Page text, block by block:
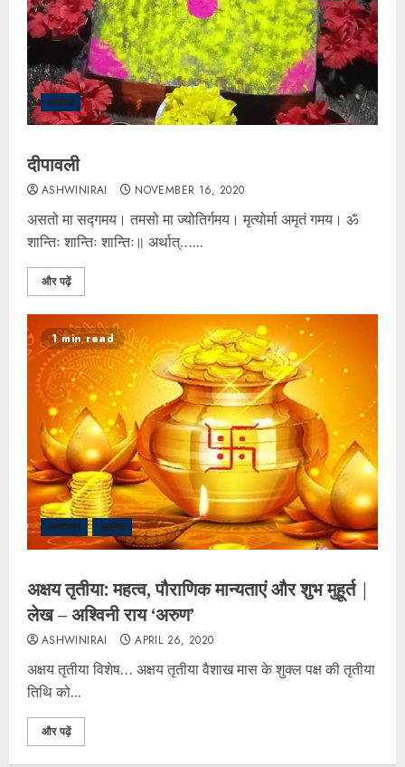
आलेख
दीपावली
ASHWINIRAI NOVEMBER 16, 2020
असतो मा सद्गमय। तमसो मा ज्योतिर्गमय। मृत्योर्मा अमृतं गमय। ॐ
शान्तिः शान्तिः शान्तिः॥ अर्थात्…...
और पढ़ें
1 min read
आयोजन आलेख
अक्षय तृतीया: महत्व, पौराणिक मान्यताएं और शुभ मुहूर्त |
लेख – अश्विनी राय ‘अरुण’
ASHWINIRAI APRIL 26, 2020
अक्षय तृतीया विशेष… अक्षय तृतीया वैशाख मास के शुक्ल पक्ष की तृतीया
तिथि को...
और पढ़ें